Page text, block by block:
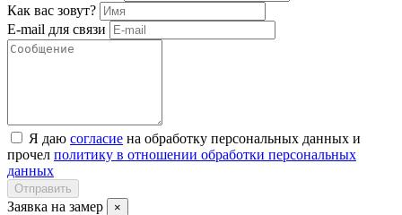
Как вас зовут?
E-mail для связи
Я даю согласие на обработку персональных данных и
прочел политику в отношении обработки персональных
данных
Отправить
Заявка на замер ×